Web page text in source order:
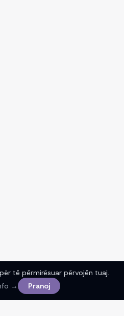
të përmirësuar përvojën tuaj.
→
Pranoj